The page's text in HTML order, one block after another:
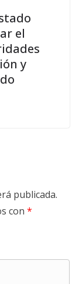
el
y
publicada.
con *